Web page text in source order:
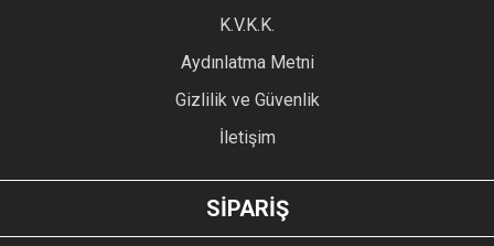
K.V.K.K.
Aydınlatma Metni
Gizlilik ve Güvenlik
İletişim
SİPARİŞ